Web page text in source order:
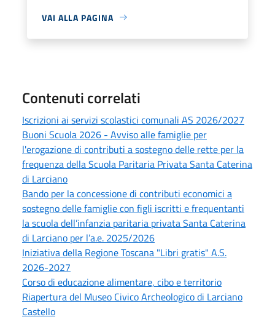
VAI ALLA PAGINA
Contenuti correlati
Iscrizioni ai servizi scolastici comunali AS 2026/2027
Buoni Scuola 2026 - Avviso alle famiglie per
l'erogazione di contributi a sostegno delle rette per la
frequenza della Scuola Paritaria Privata Santa Caterina
di Larciano
Bando per la concessione di contributi economici a
sostegno delle famiglie con figli iscritti e frequentanti
la scuola dell’infanzia paritaria privata Santa Caterina
di Larciano per l’a.e. 2025/2026
Iniziativa della Regione Toscana "Libri gratis" A.S.
2026-2027
Corso di educazione alimentare, cibo e territorio
Riapertura del Museo Civico Archeologico di Larciano
Castello